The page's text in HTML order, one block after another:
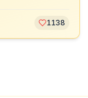
1138